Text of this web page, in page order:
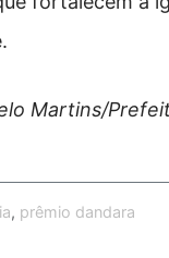
Martins/
, prêmio dandara